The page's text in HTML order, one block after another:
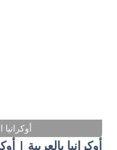
أوكرانيا
أوكرانيا بالعربية |